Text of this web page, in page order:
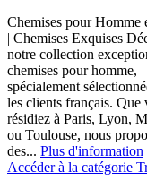
Chemises pour Homme
| Chemises Exquises
notre collection
chemises pour homme,
spécialement
les clients français. Que
résidiez à Paris, Lyon,
ou Toulouse, nous
des... Plus d'information
Accéder à la catégorie